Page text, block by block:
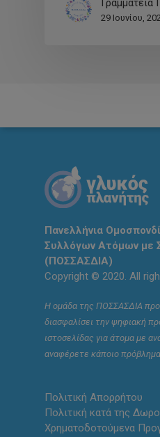
29 Ιουνίου,
Πανελλήνια
Συλλόγων Ατόμων με
(ΠΟΣΣΑΣΔΙΑ)
Copyright © 2020. All
Η ομάδα της ΠΟΣΣΑΣΔΙΑ
διασφαλίσει την ψηφιακή
ιστοσελίδας για άτομα με
αναφέρετε κάποιο
Πολιτική Απορρήτου
Πολιτική κατά της
Χρηματοδοτούμενα